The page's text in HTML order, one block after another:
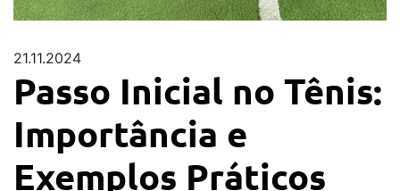
21.11.2024
Passo Inicial no Tênis:
Importância e
Exemplos Práticos